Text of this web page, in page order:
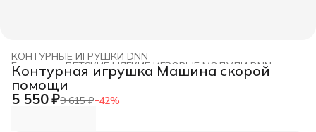
КОНТУРНЫЕ ИГРУШКИ DNN
ДЕТСКИЕ МЯГКИЕ ИГРОВЫЕ МОДУЛИ DNN
Главная ›
Контурная игрушка Машина скорой
помощи
5 550 ₽9 615 ₽−42%